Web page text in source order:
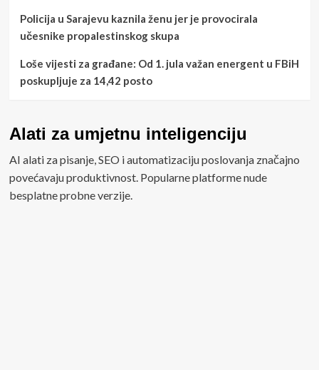
Policija u Sarajevu kaznila ženu jer je provocirala
učesnike propalestinskog skupa
Loše vijesti za građane: Od 1. jula važan energent u FBiH
poskupljuje za 14,42 posto
Alati za umjetnu inteligenciju
AI alati za pisanje, SEO i automatizaciju poslovanja značajno
povećavaju produktivnost. Popularne platforme nude
besplatne probne verzije.